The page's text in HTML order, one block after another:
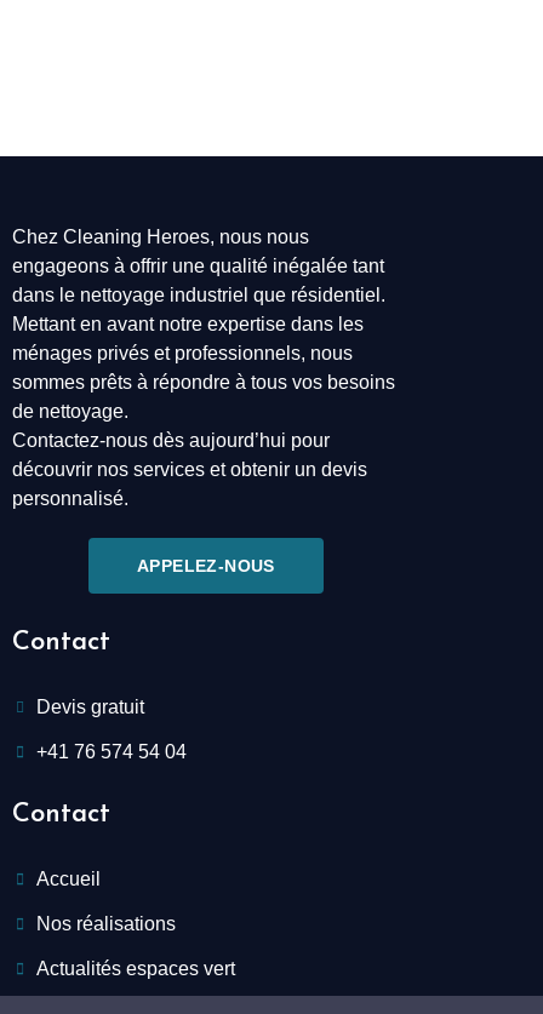
Chez Cleaning Heroes, nous nous
engageons à offrir une qualité inégalée tant
dans le nettoyage industriel que résidentiel.
Mettant en avant notre expertise dans les
ménages privés et professionnels, nous
sommes prêts à répondre à tous vos besoins
de nettoyage.
Contactez-nous dès aujourd’hui pour
découvrir nos services et obtenir un devis
personnalisé.
APPELEZ-NOUS
Contact
Devis gratuit
+41 76 574 54 04
Contact
Accueil
Nos réalisations
Actualités espaces vert